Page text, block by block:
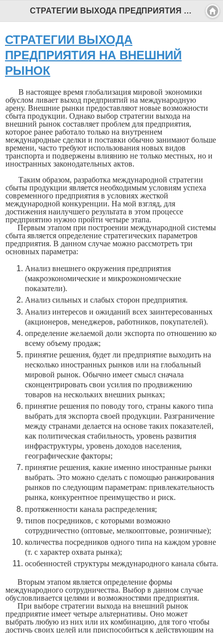
СТРАТЕГИИ ВЫХОДА ПРЕДПРИЯТИЯ НА ВНЕШНИЙ РЫНОК - Профессиональный педагог
СТРАТЕГИИ ВЫХОДА
ПРЕДПРИЯТИЯ НА ВНЕШНИЙ
РЫНОК
В настоящее время глобализация мировой экономики
обуслом ливает выход предприятий на международную
арену. Внешние рынки предоставляют новые возможности
сбыта продукции. Однако выбор стратегии выхода на
внешний рынок составляет проблем для предприятия,
которое ранее работало только на внутреннем
международные сделки и поставки обычно занимают больше
вре­мени, часто требуют использования новых видов
транспорта и подвержены влиянию не только местных, но и
иностранных законодательных актов.
Таким образом, разработка международной стратегии
сбыты продукции является необходимым условиям успеха
современного предприятия в условиях жесткой
международной конкуренции. На мой взгляд, для
достижения наилучшего результата в этом процессе
предприятию нужно пройти четыре этапа.
Первым этапом при построении международной системы
сбыта является определение стратегических параметров
предприятия. В данном случае можно рассмотреть три
основных параметра:
Анализ внешнего окружения предприятия
(макроэкономиче­ские и микроэкономические
показатели).
Анализ сильных и слабых сторон предприятия.
Анализ интересов и ожиданий всех заинтересованных
(акцио­неров, менеджеров, работников, покупателей).
определение желаемой доли экспорта по отношению ко
всему объему продаж;
принятие решения, будет ли предприятие выходить на
не­сколько иностранных рынков или на глобальный
мировой рынок. Обычно имеет смысл сначала
сконцентрировать свои усилия по про­движению
товаров на нескольких внешних рынках;
принятие решения по поводу того, страны какого типа
выбрать для экспорта своей продукции. Разграничение
между странами делается на основе таких показателей,
как политическая стабиль­ность, уровень развития
инфраструктуры, уровень доходов населе­ния,
географические факторы;
принятие решения, какие именно иностранные рынки
выбрать. Это можно сделать с помощью ранжирования
рынков по сле­дующим параметрам: привлекательность
рынка, конкурентное пре­имущество и риск.
протяженности канала распределения;
типов посредников, с которыми возможно
сотрудничестно (оптовые, мелкооптовые, розничные);
количества посредников одного типа на каждом уровне
(т. с характер охвата рынка);
особенностей структуры международного канала сбыта.
Вторым этапом является определение формы
международного сотрудничества. Выбор в данном случае
обусловливается целями и возможностями предприятия.
При выборе стратегии выхода на внешний рынок
предприятие имеет четыре альтернативы. Оно может
выбрать любую из них или их комбинацию, для того чтобы
достичь своих целей или приспосо­биться к действующим на